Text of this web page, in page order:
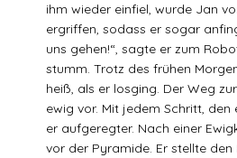
ihm wieder einfiel, wurde Jan
ergriffen, sodass er sogar
uns gehen!“, sagte er zum
stumm. Trotz des frühen
heiß, als er losging. Der Weg
ewig vor. Mit jedem Schritt,
er aufgeregter. Nach einer
vor der Pyramide. Er stellte